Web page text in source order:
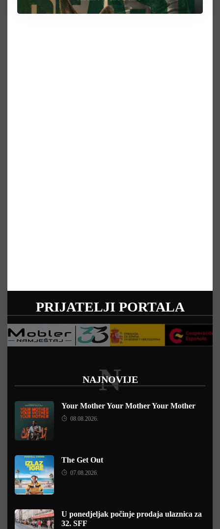
PRIJATELJI PORTALA
NAJNOVIJE
N
Your Mother Your Mother Your Mother
08.08.2026.
The Get Out
07.08.2026.
U ponedjeljak počinje prodaja ulaznica za
32. SFF